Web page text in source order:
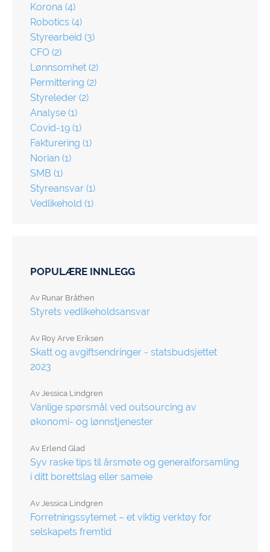
Korona (4)
Robotics (4)
Styrearbeid (3)
CFO (2)
Lønnsomhet (2)
Permittering (2)
Styreleder (2)
Analyse (1)
Covid-19 (1)
Fakturering (1)
Norian (1)
SMB (1)
Styreansvar (1)
Vedlikehold (1)
POPULÆRE INNLEGG
Styrets vedlikeholdsansvar
Av Runar Bråthen
Skatt og avgiftsendringer - statsbudsjettet
2023
Av Roy Arve Eriksen
Vanlige spørsmål ved outsourcing av
økonomi- og lønnstjenester
Av Jessica Lindgren
Syv raske tips til årsmøte og generalforsamling
i ditt borettslag eller sameie
Av Erlend Glad
Forretningssytemet – et viktig verktøy for
selskapets fremtid
Av Jessica Lindgren